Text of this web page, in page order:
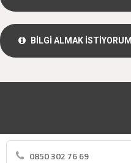
BİLGİ ALMAK İSTİYORUM
0850 302 76 69